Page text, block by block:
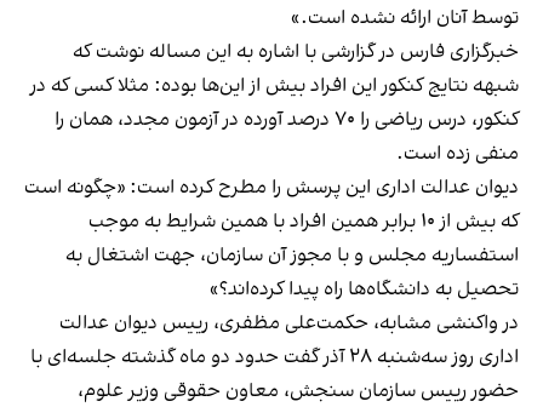
توسط آنان ارائه نشده است.»
خبرگزاری فارس در گزارشی با اشاره به این مساله نوشت که
شبهه نتایج کنکور این افراد بیش از این‌ها بوده: مثلا کسی که در
کنکور، درس ریاضی را ۷۰ درصد آورده در آزمون مجدد، همان را
منفی زده است.
دیوان عدالت اداری این پرسش را مطرح کرده است: «چگونه است
که بیش از ۱۰ برابر همین افراد با همین شرایط به موجب
استفساریه مجلس و با مجوز آن سازمان، جهت اشتغال به
تحصیل به دانشگاه‌ها راه پیدا کرده‌اند؟»
در واکنشی مشابه، حکمت‌علی مظفری، رییس دیوان عدالت
اداری روز سه‌شنبه ۲۸ آذر گفت حدود دو ماه گذشته جلسه‌ای با
حضور رییس سازمان سنجش، معاون حقوقی وزیر علوم،